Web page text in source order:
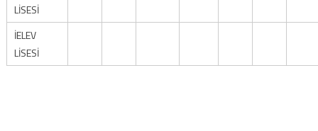
LİSESİ
İELEV
LİSESİ